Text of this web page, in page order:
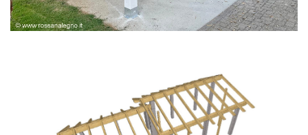
PERGOLA BIANCA SPAZZOLATA